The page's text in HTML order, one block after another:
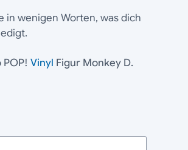
in wenigen Worten, was dich
Vinyl Figur Monkey D.